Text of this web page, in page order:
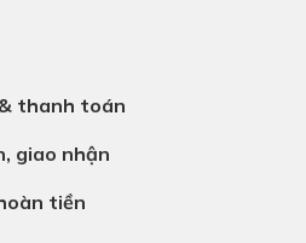
thanh toán
giao nhận
tiền